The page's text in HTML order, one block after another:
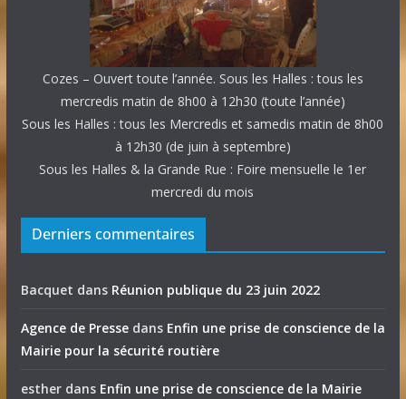
Cozes – Ouvert toute l’année. Sous les Halles : tous les
mercredis matin de 8h00 à 12h30 (toute l’année)
Sous les Halles : tous les Mercredis et samedis matin de 8h00
à 12h30 (de juin à septembre)
Sous les Halles & la Grande Rue : Foire mensuelle le 1er
mercredi du mois
Derniers commentaires
Bacquet dans Réunion publique du 23 juin 2022
Agence de Pressedans Enfin une prise de conscience de la
Mairie pour la sécurité routière
estherdans Enfin une prise de conscience de la Mairie